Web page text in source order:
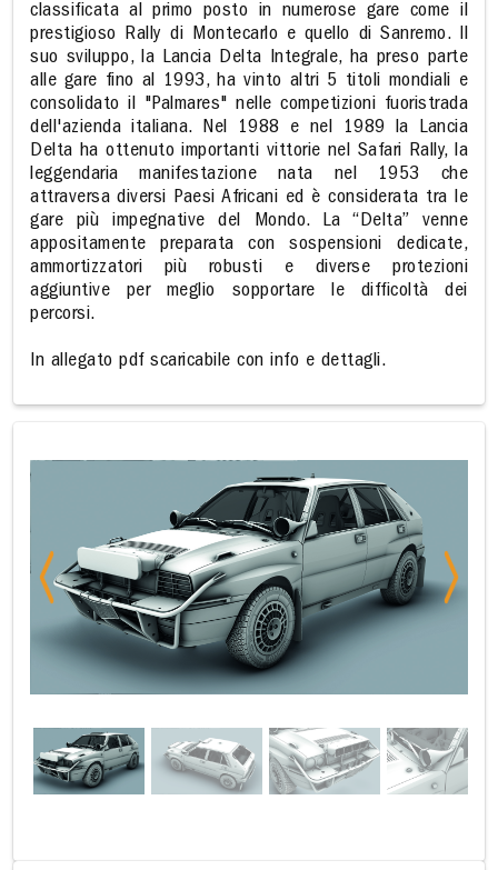
classificata al primo posto in numerose gare come il
prestigioso Rally di Montecarlo e quello di Sanremo. Il
suo sviluppo, la Lancia Delta Integrale, ha preso parte
alle gare fino al 1993, ha vinto altri 5 titoli mondiali e
consolidato il "Palmares" nelle competizioni fuoristrada
dell'azienda italiana. Nel 1988 e nel 1989 la Lancia
Delta ha ottenuto importanti vittorie nel Safari Rally, la
leggendaria manifestazione nata nel 1953 che
attraversa diversi Paesi Africani ed è considerata tra le
gare più impegnative del Mondo. La “Delta” venne
appositamente preparata con sospensioni dedicate,
ammortizzatori più robusti e diverse protezioni
aggiuntive per meglio sopportare le difficoltà dei
percorsi.
In allegato pdf scaricabile con info e dettagli.
Previous Next